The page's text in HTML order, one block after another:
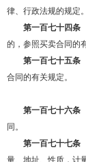
律、行政法规的规定。
第一百七十四条
的，参照买卖合同的
第一百七十五条
合同的有关规定。
第一百七十六条
同。
第一百七十七条
量、地址、性质，计